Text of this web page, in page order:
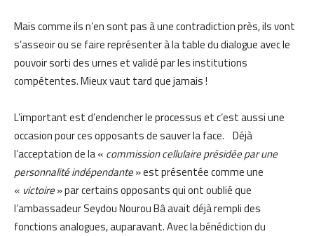
Mais comme ils n’en sont pas à une contradiction près, ils vont
s’asseoir ou se faire représenter à la table du dialogue avec le
pouvoir sorti des urnes et validé par les institutions
compétentes. Mieux vaut tard que jamais !
L’important est d’enclencher le processus et c’est aussi une
occasion pour ces opposants de sauver la face. Déjà
l’acceptation de la « commission cellulaire présidée par une
personnalité indépendante» est présentée comme une
« victoire» par certains opposants qui ont oublié que
l’ambassadeur Seydou Nourou Bâ avait déjà rempli des
fonctions analogues, auparavant. Avec la bénédiction du